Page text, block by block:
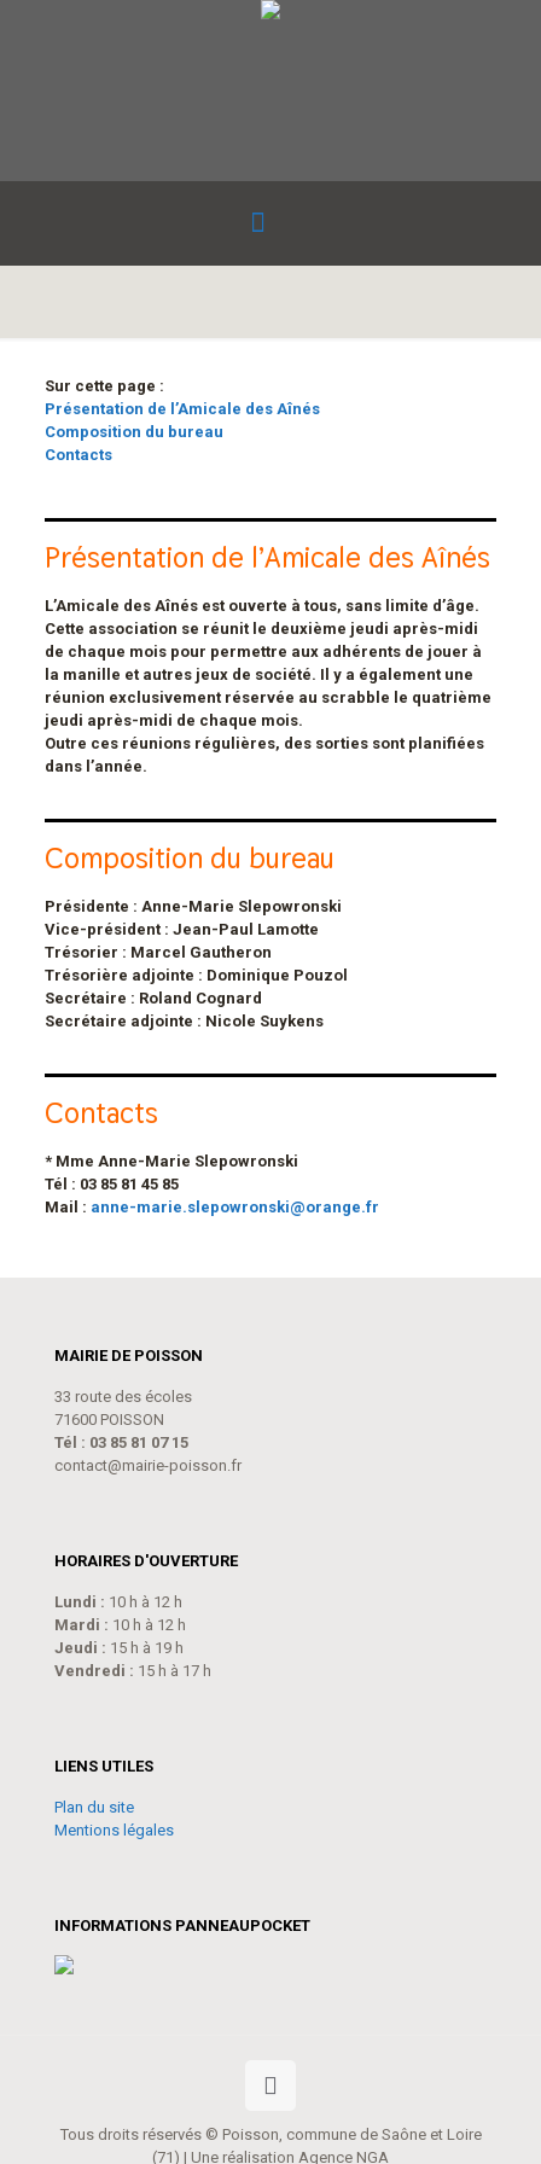
Sur cette page :
Présentation de l’Amicale des Aînés
Composition du bureau
Contacts
Présentation de l’Amicale des Aînés
L’Amicale des Aînés est ouverte à tous, sans limite d’âge.
Cette association se réunit le deuxième jeudi après-midi
de chaque mois pour permettre aux adhérents de jouer à
la manille et autres jeux de société. Il y a également une
réunion exclusivement réservée au scrabble le quatrième
jeudi après-midi de chaque mois.
Outre ces réunions régulières, des sorties sont planifiées
dans l’année.
Composition du bureau
Présidente : Anne-Marie Slepowronski
Vice-président : Jean-Paul Lamotte
Trésorier : Marcel Gautheron
Trésorière adjointe : Dominique Pouzol
Secrétaire : Roland Cognard
Secrétaire adjointe : Nicole Suykens
Contacts
* Mme Anne-Marie Slepowronski
Tél : 03 85 81 45 85
Mail : anne-marie.slepowronski@orange.fr
MAIRIE DE POISSON
33 route des écoles
71600 POISSON
Tél : 03 85 81 07 15
contact@mairie-poisson.fr
HORAIRES D'OUVERTURE
Lundi : 10 h à 12 h
Mardi : 10 h à 12 h
Jeudi : 15 h à 19 h
Vendredi : 15 h à 17 h
LIENS UTILES
Plan du site
Mentions légales
INFORMATIONS PANNEAUPOCKET
Tous droits réservés © Poisson, commune de Saône et Loire
(71) | Une réalisation Agence NGA